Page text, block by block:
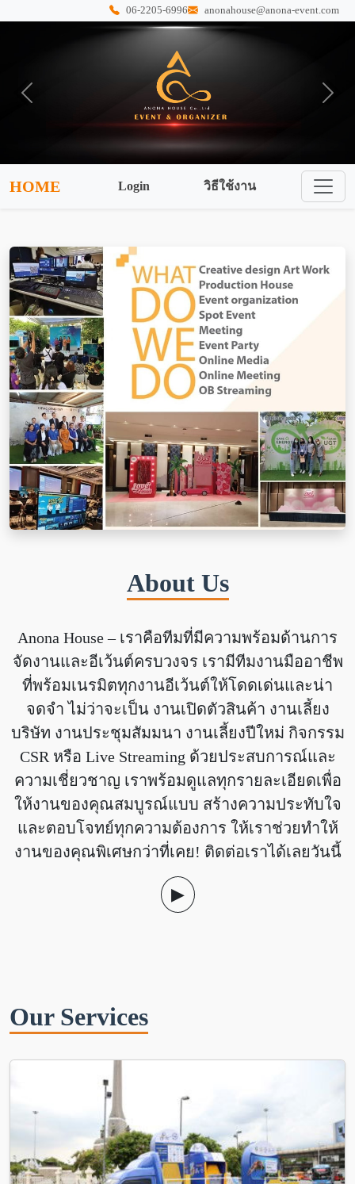
06-2205-6996 anonahouse@anona-event.com
Previous Next
HOME Login วิธีใช้งาน
About Us
Anona House – เราคือทีมที่มีความพร้อมด้านการ
จัดงานและอีเว้นต์ครบวงจร เรามีทีมงานมืออาชีพ
ที่พร้อมเนรมิตทุกงานอีเว้นต์ให้โดดเด่นและน่า
จดจำ ไม่ว่าจะเป็น งานเปิดตัวสินค้า งานเลี้ยง
บริษัท งานประชุมสัมมนา งานเลี้ยงปีใหม่ กิจกรรม
CSR หรือ Live Streaming ด้วยประสบการณ์และ
ความเชี่ยวชาญ เราพร้อมดูแลทุกรายละเอียดเพื่อ
ให้งานของคุณสมบูรณ์แบบ สร้างความประทับใจ
และตอบโจทย์ทุกความต้องการ ให้เราช่วยทำให้
งานของคุณพิเศษกว่าที่เคย! ติดต่อเราได้เลยวันนี้
▶
Our Services